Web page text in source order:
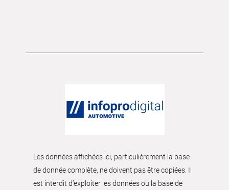
Les données affichées ici, particulièrement la base
de donnée complète, ne doivent pas être copiées. Il
est interdit d’exploiter les données ou la base de